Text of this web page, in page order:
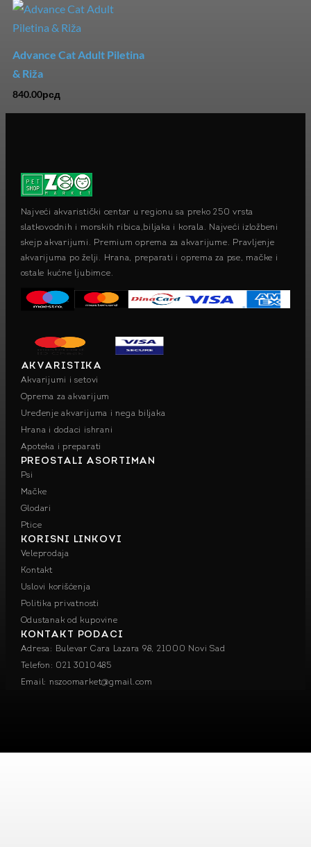
Advance Cat Adult Piletina
& Riža
840.00рсд
Najveći akvaristički centar u regionu sa preko 250 vrsta
slatkovodnih i morskih ribica,biljaka i korala. Najveći izložbeni
skejp akvarijumi. Premium oprema za akvarijume. Pravljenje
akvarijuma po želji. Hrana, preparati i oprema za pse, mačke i
ostale kućne ljubimce.
AKVARISTIKA
Akvarijumi i setovi
Oprema za akvarijum
Uređenje akvarijuma i nega biljaka
Hrana i dodaci ishrani
Apoteka i preparati
PREOSTALI ASORTIMAN
Psi
Mačke
Glodari
Ptice
KORISNI LINKOVI
Veleprodaja
Kontakt
Uslovi korišćenja
Politika privatnosti
Odustanak od kupovine
KONTAKT PODACI
Adresa: Bulevar Cara Lazara 98, 21000 Novi Sad
Telefon: 021 3010485
Email: nszoomarket@gmail.com